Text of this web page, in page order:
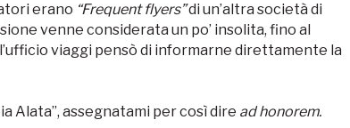
erano “Frequent flyers”di un’altra società di
venne considerata un po’ insolita, fino al
viaggi pensò di informarne direttamente la
Alata”, assegnatami per così dire ad honorem.